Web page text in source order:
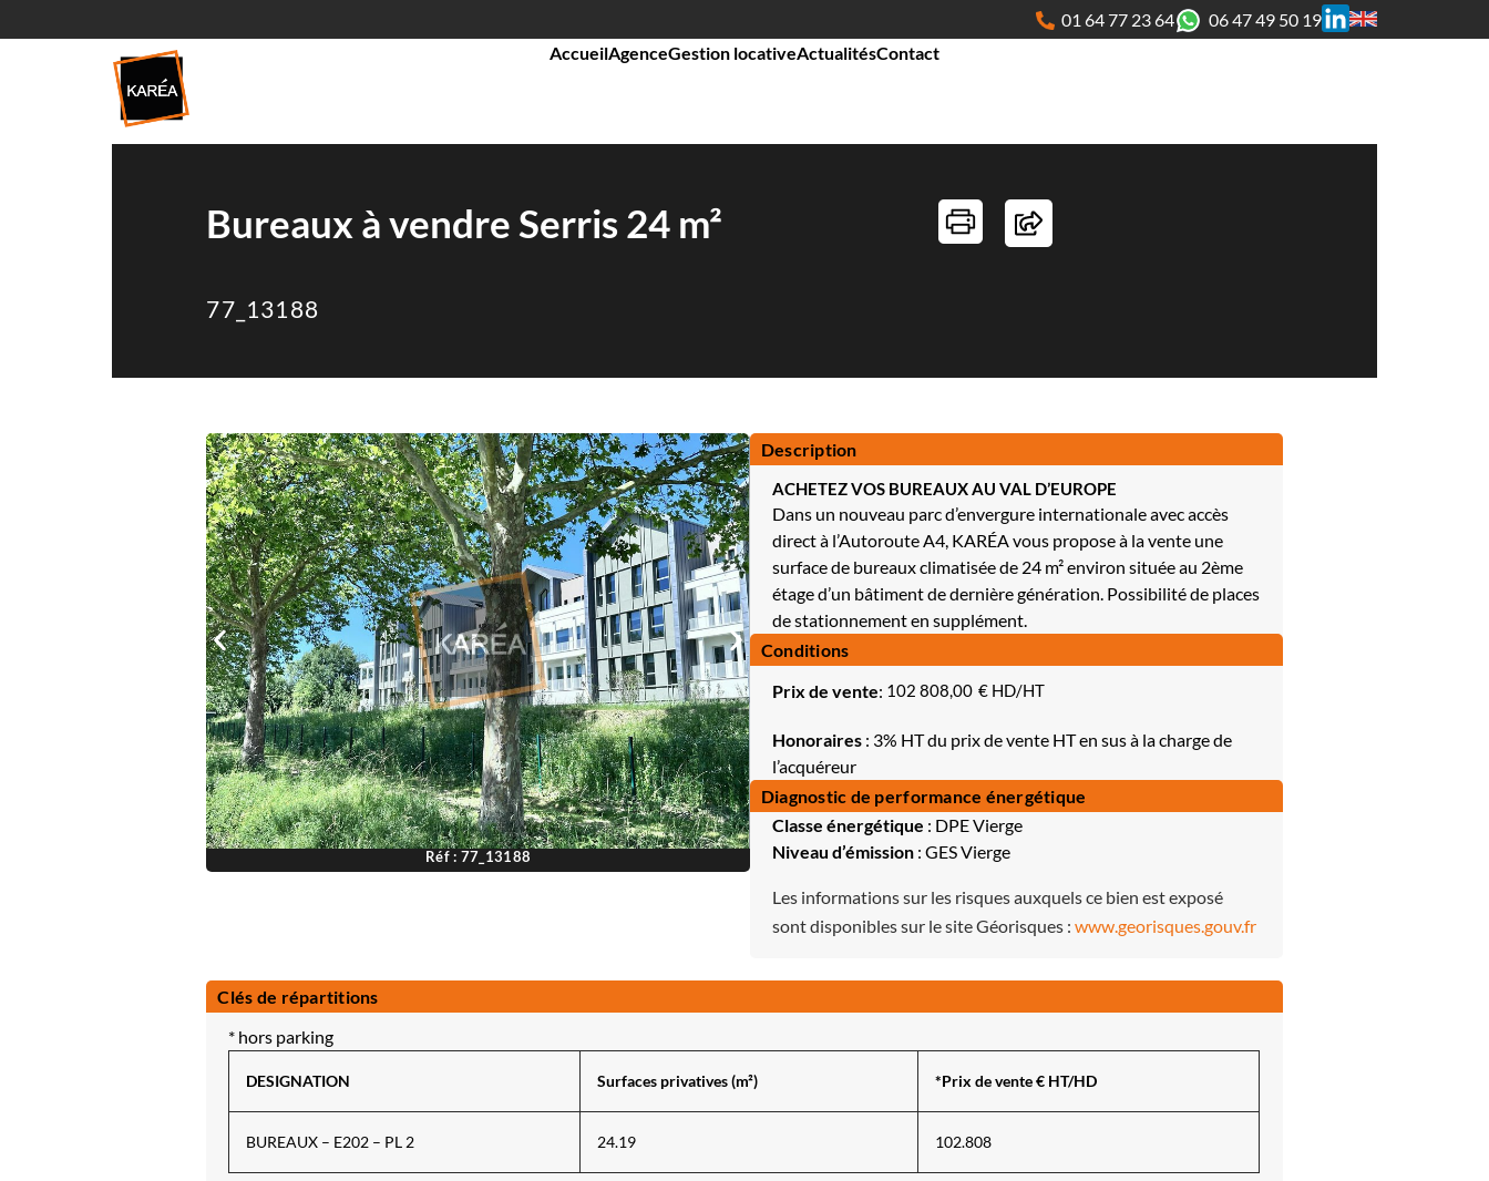
01 64 77 23 64
06 47 49 50 19
AccueilAgenceGestion locativeActualitésContact
Bureaux à vendre Serris 24 m²
77_13188
Réf : 77_13188
Description
ACHETEZ VOS BUREAUX AU VAL D’EUROPE
Dans un nouveau parc d’envergure internationale avec accès
direct à l’Autoroute A4, KARÉA vous propose à la vente une
surface de bureaux climatisée de 24 m² environ située au 2ème
étage d’un bâtiment de dernière génération. Possibilité de places
de stationnement en supplément.
Conditions
Prix de vente: 102 808,00 € HD/HT
Honoraires: 3% HT du prix de vente HT en sus à la charge de
l’acquéreur
Diagnostic de performance énergétique
Classe énergétique : DPE Vierge
Niveau d’émission: GES Vierge
Les informations sur les risques auxquels ce bien est exposé
sont disponibles sur le site Géorisques : www.georisques.gouv.fr
Clés de répartitions
* hors parking
DESIGNATION Surfaces privatives (m²) *Prix de vente € HT/HD
BUREAUX – E202 – PL 2 24.19 102.808